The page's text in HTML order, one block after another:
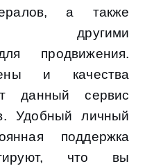
а также
другими
продвижения.
и качества
данный сервис
Удобный личный
поддержка
что вы